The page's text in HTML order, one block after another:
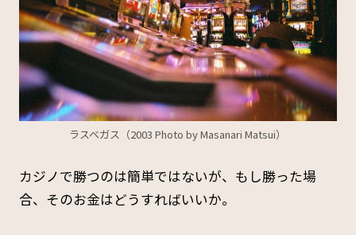
ラスベガス（2003 Photo by Masanari Matsui）
カジノで勝つのは簡単ではないが、もし勝った場
合、そのお金はどうすればいいか。